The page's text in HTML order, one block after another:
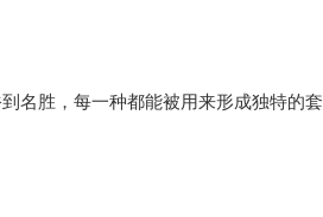
名胜，每一种都能被用来形成独特的套